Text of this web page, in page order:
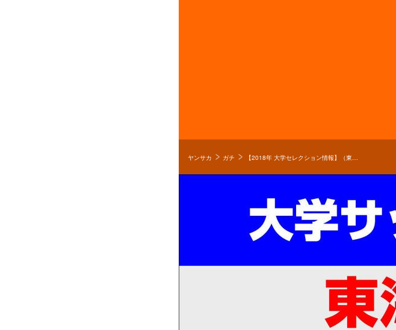
ヤンサカ ガチ 【2018年 大学セレクション情報】（東海版）大学サッカー部に入部を希望する部員へ！